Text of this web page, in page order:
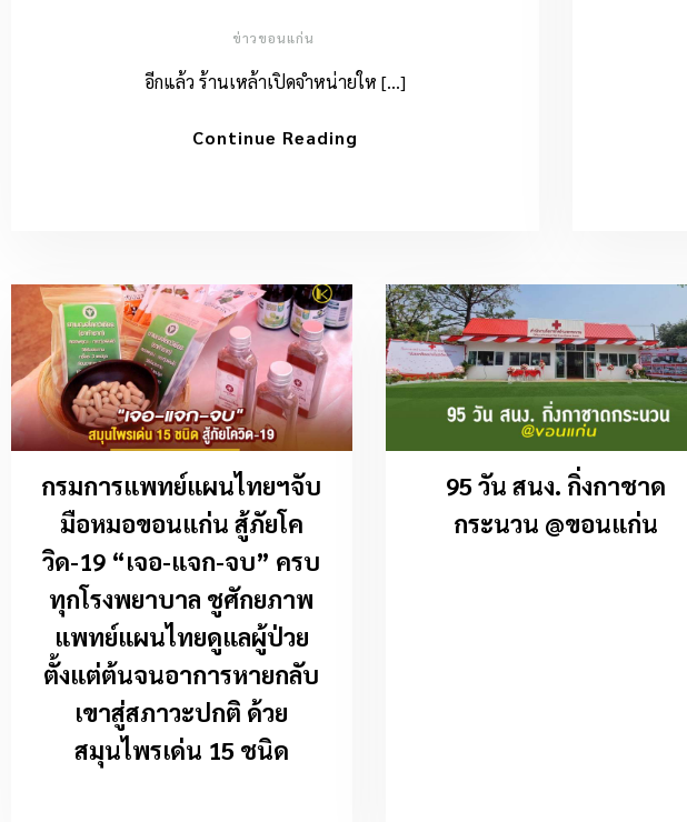
ข่าวขอนแก่น
อีกแล้ว ร้านเหล้าเปิดจำหน่ายให […]
Continue Reading
กรมการแพทย์แผนไทยฯจับ
มือหมอขอนแก่น สู้ภัยโค
วิด-19 “เจอ-แจก-จบ” ครบ
ทุกโรงพยาบาล ชูศักยภาพ
แพทย์แผนไทยดูแลผู้ป่วย
ตั้งแต่ต้นจนอาการหายกลับ
เขาสู่สภาวะปกติ ด้วย
สมุนไพรเด่น 15 ชนิด
95 วัน สนง. กิ่งกาชาด
กระนวน @ขอนแก่น